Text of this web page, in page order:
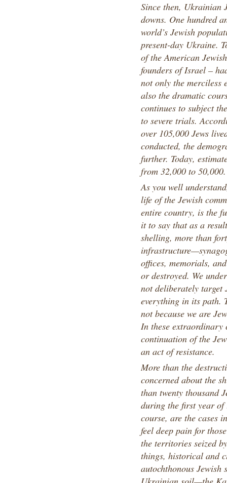
Since then, Ukrainian
downs. One hundred
world’s Jewish
present-day Ukraine.
of the American
founders of Israel –
not only the merciless
also the dramatic
continues to subject
to severe trials.
over 105,000 Jews
conducted, the
further. Today,
from 32,000 to 50,000.
As you well
life of the Jewish
entire country, is the
it to say that as a
shelling, more than
offices, memorials,
or destroyed. We
not deliberately target
everything in its path.
not because we are
In these extraordinary
continuation of the
an act of resistance.
More than the
concerned about the
than twenty thousand
during the first year
course, are the cases
feel deep pain for
the territories seized
things, historical and
autochthonous Jewish